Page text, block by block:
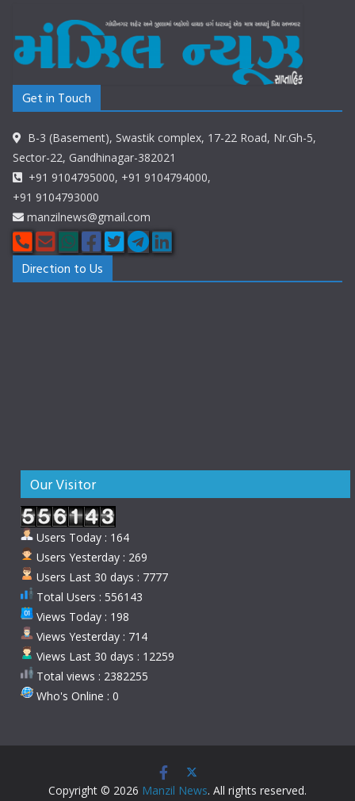
Get in Touch
B-3 (Basement), Swastik complex, 17-22 Road, Nr.Gh-5,
Sector-22, Gandhinagar-382021
+91 9104795000, +91 9104794000,
+91 9104793000
manzilnews@gmail.com
Direction to Us
Our Visitor
Users Today : 164
Users Yesterday : 269
Users Last 30 days : 7777
Total Users : 556143
Views Today : 198
Views Yesterday : 714
Views Last 30 days : 12259
Total views : 2382255
Who's Online : 0
Copyright © 2026 Manzil News. All rights reserved.